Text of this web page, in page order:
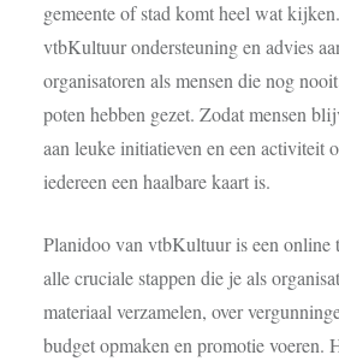
gemeente of stad komt heel wat
vtbKultuur ondersteuning en advies
organisatoren als mensen die nog
poten hebben gezet. Zodat mensen
aan leuke initiatieven en een activiteit
iedereen een haalbare kaart is.
Planidoo van vtbKultuur is een online
alle cruciale stappen die je als
materiaal verzamelen, over
budget opmaken en promotie voeren.